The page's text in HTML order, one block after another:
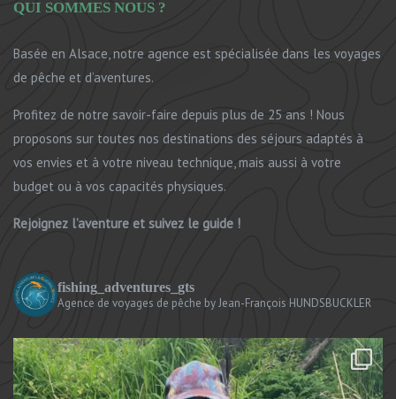
QUI SOMMES NOUS ?
Basée en Alsace, notre agence est spécialisée dans les voyages
de pêche et d’aventures.
Profitez de notre savoir-faire depuis plus de 25 ans ! Nous
proposons sur toutes nos destinations des séjours adaptés à
vos envies et à votre niveau technique, mais aussi à votre
budget ou à vos capacités physiques.
Rejoignez l’aventure et suivez le guide !
fishing_adventures_gts
Agence de voyages de pêche by Jean-François HUNDSBUCKLER